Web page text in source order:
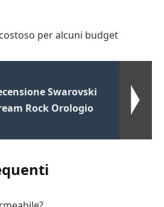
per alcuni budget
Swarovski
Rock Orologio